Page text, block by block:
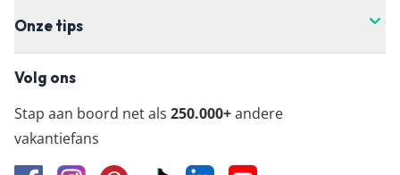
Onze tips
Volg ons
Stap aan boord net als 250.000+andere
vakantiefans